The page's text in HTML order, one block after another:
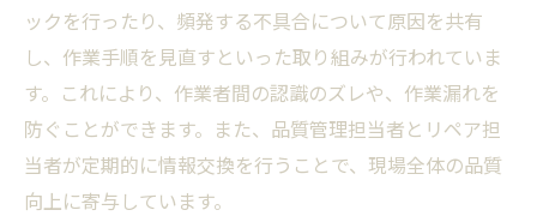
ックを行ったり、頻発する不具合について原因を共有
し、作業手順を見直すといった取り組みが行われていま
す。これにより、作業者間の認識のズレや、作業漏れを
防ぐことができます。また、品質管理担当者とリペア担
当者が定期的に情報交換を行うことで、現場全体の品質
向上に寄与しています。